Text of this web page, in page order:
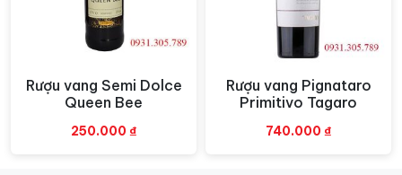
Xem nhanh
Rượu vang Semi Dolce
Queen Bee
250.000 ₫
Xem nhanh
Rượu vang Pignataro
Primitivo Tagaro
740.000 ₫